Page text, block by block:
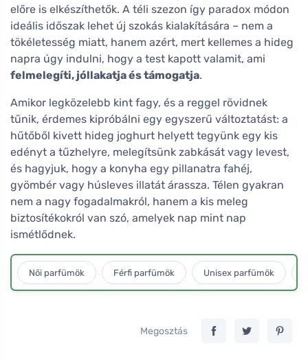
előre is elkészíthetők. A téli szezon így paradox módon
ideális időszak lehet új szokás kialakítására – nem a
tökéletesség miatt, hanem azért, mert kellemes a hideg
napra úgy indulni, hogy a test kapott valamit, ami
felmelegíti, jóllakatja és támogatja.
Amikor legközelebb kint fagy, és a reggel rövidnek
tűnik, érdemes kipróbálni egy egyszerű változtatást: a
hűtőből kivett hideg joghurt helyett tegyünk egy kis
edényt a tűzhelyre, melegítsünk zabkását vagy levest,
és hagyjuk, hogy a konyha egy pillanatra fahéj,
gyömbér vagy húsleves illatát árassza. Télen gyakran
nem a nagy fogadalmakról, hanem a kis meleg
biztosítékokról van szó, amelyek nap mint nap
ismétlődnek.
Női parfümök Férfi parfümök Unisex parfümök
Megosztás